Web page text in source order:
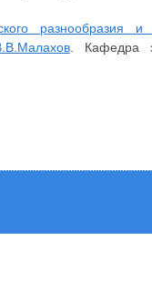
разнообразия
. Кафедра